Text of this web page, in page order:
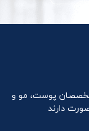
پوست، مو و
دارند